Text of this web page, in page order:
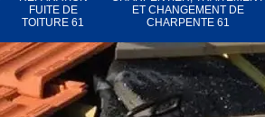
FUITE DE
TOITURE 61
ET CHANGEMENT DE
CHARPENTE 61